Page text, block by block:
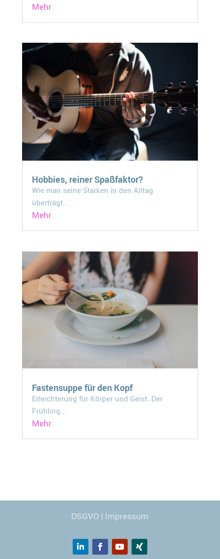
Mehr
Hobbies, reiner Spaßfaktor?
Wie man seine Stärken in den Alltag
überträgt...
Mehr
Fastensuppe für den Kopf
Erleichterung für Körper und Geist. Der
Frühling...
Mehr
DSGVO | Impressum